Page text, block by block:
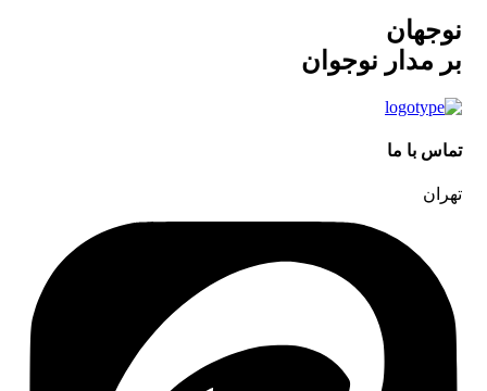
نوجهان
بر مدار نوجوان
تماس با ما
تهران